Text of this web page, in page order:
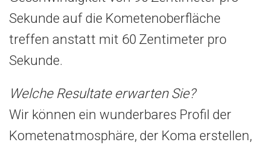
Sekunde auf die Kometenoberfläche
treffen anstatt mit 60 Zentimeter pro
Sekunde.
Welche Resultate erwarten Sie?
Wir können ein wunderbares Profil der
Kometenatmosphäre, der Koma erstellen,